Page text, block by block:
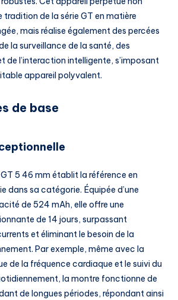
tradition de la série GT en matière
mais réalise également des percées
la surveillance de la santé, des
de l’interaction intelligente, s’imposant
appareil polyvalent.
de base
GT 5 46 mm établit la référence en
dans sa catégorie. Équipée d’une
de 524 mAh, elle offre une
de 14 jours, surpassant
et éliminant le besoin de la
Par exemple, même avec la
de la fréquence cardiaque et le suivi du
la montre fonctionne de
de longues périodes, répondant ainsi